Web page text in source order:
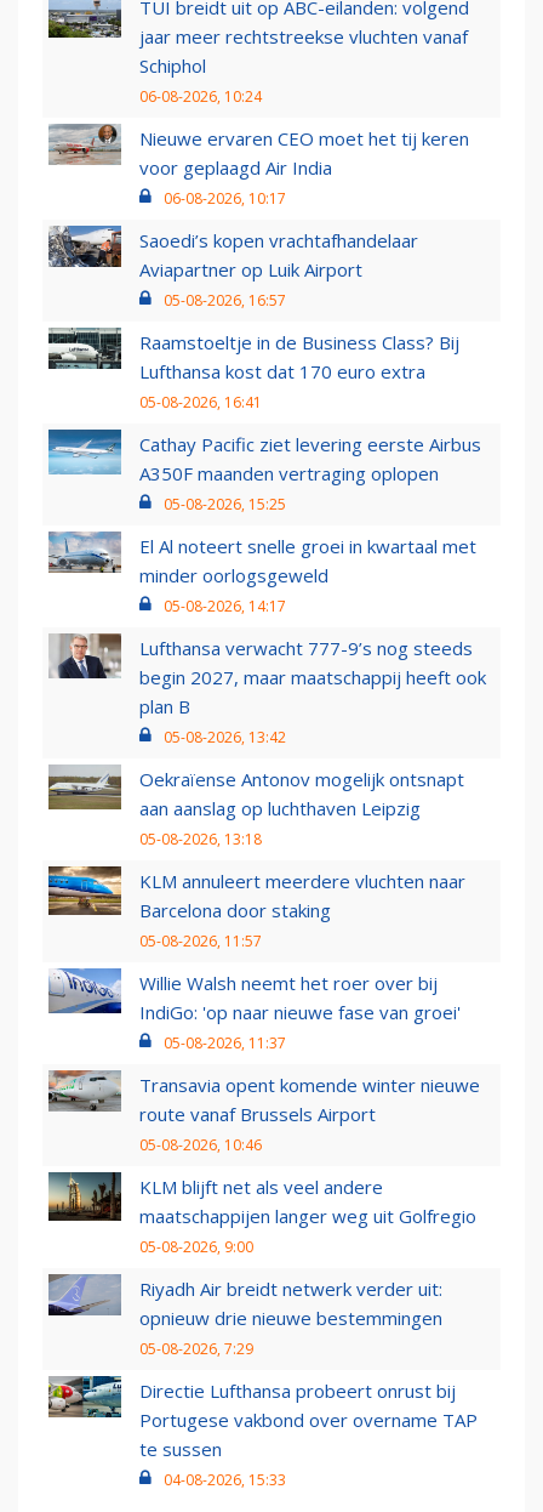
TUI breidt uit op ABC-eilanden: volgend
jaar meer rechtstreekse vluchten vanaf
Schiphol
06-08-2026, 10:24
Nieuwe ervaren CEO moet het tij keren
voor geplaagd Air India
06-08-2026, 10:17
Saoedi’s kopen vrachtafhandelaar
Aviapartner op Luik Airport
05-08-2026, 16:57
Raamstoeltje in de Business Class? Bij
Lufthansa kost dat 170 euro extra
05-08-2026, 16:41
Cathay Pacific ziet levering eerste Airbus
A350F maanden vertraging oplopen
05-08-2026, 15:25
El Al noteert snelle groei in kwartaal met
minder oorlogsgeweld
05-08-2026, 14:17
Lufthansa verwacht 777-9’s nog steeds
begin 2027, maar maatschappij heeft ook
plan B
05-08-2026, 13:42
Oekraïense Antonov mogelijk ontsnapt
aan aanslag op luchthaven Leipzig
05-08-2026, 13:18
KLM annuleert meerdere vluchten naar
Barcelona door staking
05-08-2026, 11:57
Willie Walsh neemt het roer over bij
IndiGo: 'op naar nieuwe fase van groei'
05-08-2026, 11:37
Transavia opent komende winter nieuwe
route vanaf Brussels Airport
05-08-2026, 10:46
KLM blijft net als veel andere
maatschappijen langer weg uit Golfregio
05-08-2026, 9:00
Riyadh Air breidt netwerk verder uit:
opnieuw drie nieuwe bestemmingen
05-08-2026, 7:29
Directie Lufthansa probeert onrust bij
Portugese vakbond over overname TAP
te sussen
04-08-2026, 15:33